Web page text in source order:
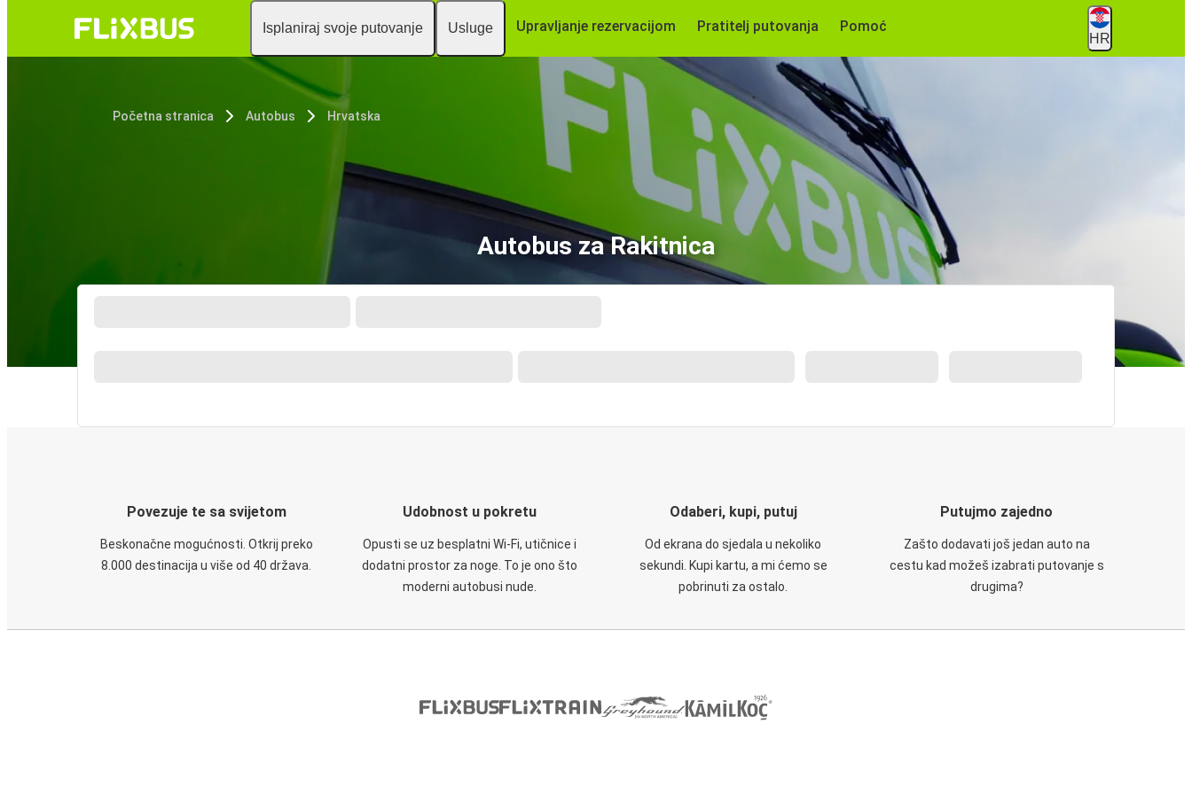
Isplaniraj svoje putovanje Usluge Upravljanje rezervacijom Pratitelj putovanja Pomoć
HR
Početna stranica Autobus Hrvatska
Autobus za Rakitnica
Povezuje te sa svijetom
Beskonačne mogućnosti. Otkrij preko
8.000 destinacija u više od 40 država.
Udobnost u pokretu
Opusti se uz besplatni Wi-Fi, utičnice i
dodatni prostor za noge. To je ono što
moderni autobusi nude.
Odaberi, kupi, putuj
Od ekrana do sjedala u nekoliko
sekundi. Kupi kartu, a mi ćemo se
pobrinuti za ostalo.
Putujmo zajedno
Zašto dodavati još jedan auto na
cestu kad možeš izabrati putovanje s
drugima?